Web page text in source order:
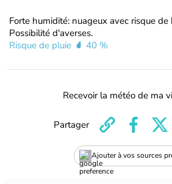
Forte humidité: nuageux avec risque de
Possibilité d'averses.
Risque de pluie
40 %
Recevoir la météo de ma
Ajouter à vos sources
Partager